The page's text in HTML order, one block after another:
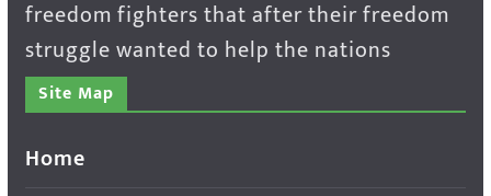
freedom fighters that after their freedom
struggle wanted to help the nations
Site Map
Home